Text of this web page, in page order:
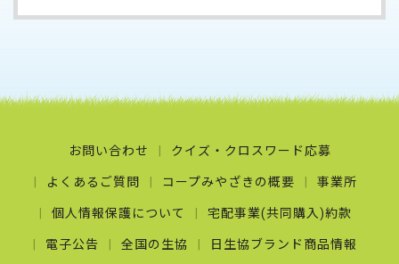
お問い合わせ クイズ・クロスワード応募
よくあるご質問 コープみやざきの概要 事業所
個人情報保護について 宅配事業(共同購入)約款
電子公告 全国の生協 日生協ブランド商品情報